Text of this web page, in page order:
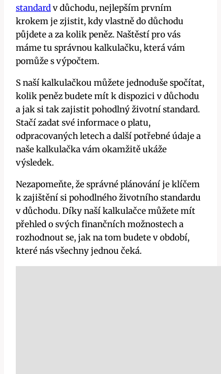
standardv důchodu, nejlepším prvním
krokem je zjistit, kdy vlastně do důchodu
půjdete a za kolik peněz. Naštěstí pro vás
máme tu správnou kalkulačku, která vám
pomůže s výpočtem.
S naší kalkulačkou můžete jednoduše spočítat,
kolik peněz budete mít k dispozici v důchodu
a jak si tak zajistit pohodlný životní standard.
Stačí zadat své informace o platu,
odpracovaných letech a další potřebné údaje a
naše kalkulačka vám okamžitě ukáže
výsledek.
Nezapomeňte, že správné plánování je klíčem
k zajištění si pohodlného životního standardu
v důchodu. Díky naší kalkulačce můžete mít
přehled o svých finančních možnostech a
rozhodnout se, jak na tom budete v období,
které nás všechny jednou čeká.